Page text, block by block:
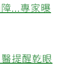
...專家曝
提醒乾眼